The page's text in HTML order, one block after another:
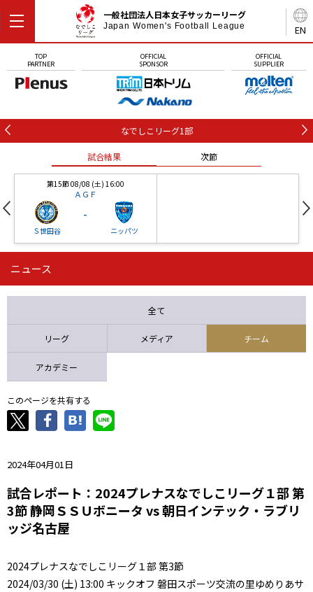
EN
一般社団法人日本女子サッカーリーグ
Japan Women's Football League
TOP
PARTNER
OFFICIAL
SPONSOR
OFFICIAL
SUPPLIER
なでしこリーグ1部
試合結果 次節
第15節 08/08 (土) 16:00
ＡＧＦ
Ｓ世田谷
-
ニッパツ
第16節 09/05 (土) 15:00
ニッパツ 石人の星
ニュース
全て
リーグ メディア チーム
アカデミー
このページを共有する
2024年04月01日
試合レポート：2024プレナスなでしこリーグ１部 第
3節 静岡ＳＳＵボニータ vs 朝日インテック・ラブリ
ッジ名古屋
2024プレナスなでしこリーグ１部 第3節
2024/03/30 (土) 13:00 キックオフ 磐田スポーツ交流の里ゆめりあサ